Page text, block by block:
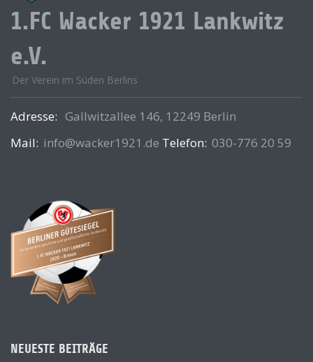
1.FC Wacker 1921 Lankwitz
e.V.
Der Verein im Süden Berlins
Adresse: Gallwitzallee 146, 12249 Berlin
Mail: info@wacker1921.de Telefon: 030-776 20 59
NEUESTE BEITRÄGE